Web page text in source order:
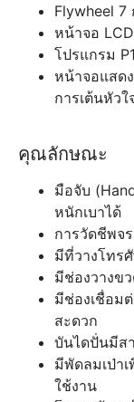
Flywheel 7
หน้าจอ LCD
โปรแกรม
หน้าจอแสด
การเต้นหัวใ
คุณลักษณะ
มือจับ
หนักเบาได้
การวัดชีพจ
มีที่วางโทร
มีช่องวางข
มีช่องเชื่อม
สะดวก
บันไดปั่นมีส
มีพัดลมเป่า
ใช้งาน